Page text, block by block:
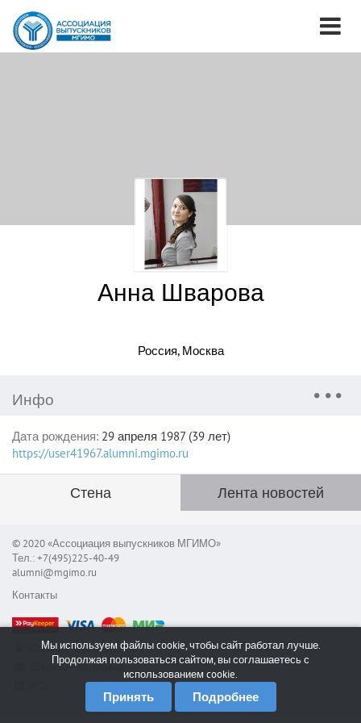
Анна Шварова
Россия, Москва
Инфо
Дата рождения: 29 апреля 1987 (39 лет)
https://user41967.alumni.mgimo.ru
Стена Лента новостей
© 2020 «Ассоциация выпускников МГИМО»
Тел.: +7(495)225-40-49
alumni@mgimo.ru
Контакты
Сообщить об ошибке
Служба поддержки
Мы используем файлы cookie, чтобы сайт работал лучше.
Продолжая пользоваться сайтом, вы соглашаетесь с
использованием cookie.
Принять Подробнее